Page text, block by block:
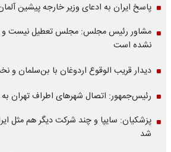
پاسخ ایران به ادعای وزیر خارجه پیشین
مشاور رئیس مجلس: مجلس تعطیل نیست و
نشده است
دیدار قریب الوقوع اردوغان با بن‌سلمان و
رئیس‌جمهور: اتصال شهرهای اطراف تهران
پزشکیان: سایپا و چند شرکت دیگر هم مثل
شد